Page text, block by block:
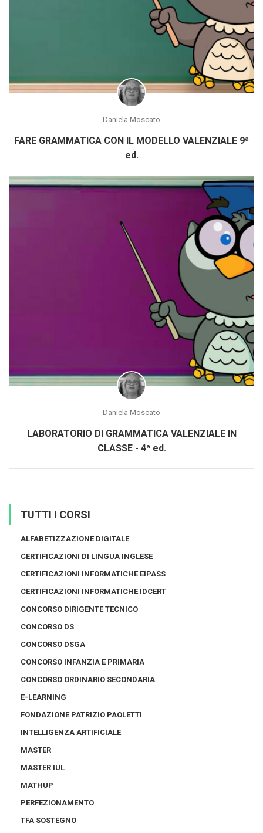
Daniela Moscato
FARE GRAMMATICA CON IL MODELLO VALENZIALE 9ª
ed.
Daniela Moscato
LABORATORIO DI GRAMMATICA VALENZIALE IN
CLASSE - 4ª ed.
TUTTI I CORSI
ALFABETIZZAZIONE DIGITALE
CERTIFICAZIONI DI LINGUA INGLESE
CERTIFICAZIONI INFORMATICHE EIPASS
CERTIFICAZIONI INFORMATICHE IDCERT
CONCORSO DIRIGENTE TECNICO
CONCORSO DS
CONCORSO DSGA
CONCORSO INFANZIA E PRIMARIA
CONCORSO ORDINARIO SECONDARIA
E-LEARNING
FONDAZIONE PATRIZIO PAOLETTI
INTELLIGENZA ARTIFICIALE
MASTER
MASTER IUL
MATHUP
PERFEZIONAMENTO
TFA SOSTEGNO